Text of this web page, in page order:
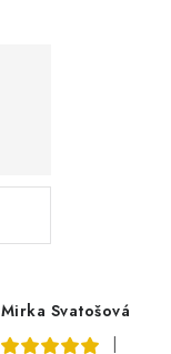
Mirka Svatošová